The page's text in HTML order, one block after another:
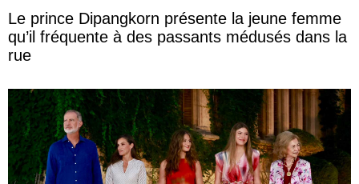
Le prince Dipangkorn présente la jeune femme
qu’il fréquente à des passants médusés dans la
rue